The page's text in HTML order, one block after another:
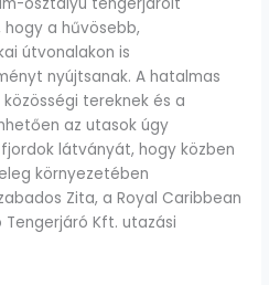
a hűvösebb,
útvonalakon is
nyújtsanak. A hatalmas
tereknek és a
az utasok úgy
látványát, hogy közben
környezetében
Zita, a Royal Caribbean
Kft. utazási